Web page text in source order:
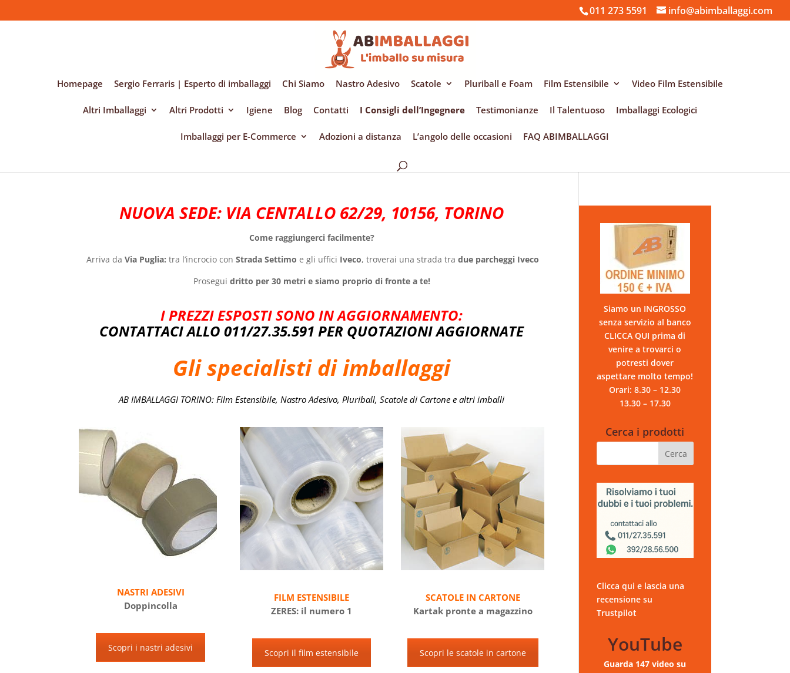
011 273 5591 info@abimballaggi.com
Homepage Sergio Ferraris | Esperto di imballaggi Chi Siamo Nastro Adesivo Scatole Pluriball e Foam Film Estensibile Video Film Estensibile
Altri Imballaggi Altri Prodotti Igiene Blog Contatti I Consigli dell’Ingegnere Testimonianze Il Talentuoso Imballaggi Ecologici
Imballaggi per E-Commerce Adozioni a distanza L’angolo delle occasioni FAQ ABIMBALLAGGI
NUOVA SEDE: VIA CENTALLO 62/29, 10156, TORINO
Come raggiungerci facilmente?
Arriva daVia Puglia:tra l’incrocio conStrada Settimo e gli uffici Iveco, troverai una strada tradue parcheggi Iveco
Prosegui dritto per 30 metri e siamo proprio di fronte a te!
I PREZZI ESPOSTI SONO IN AGGIORNAMENTO:
CONTATTACI ALLO 011/27.35.591 PER QUOTAZIONI AGGIORNATE
Gli specialisti di imballaggi
AB IMBALLAGGI TORINO: Film Estensibile, Nastro Adesivo, Pluriball, Scatole di Cartone e altri imballi
NASTRI ADESIVI
Doppincolla
Scopri i nastri adesivi
FILM ESTENSIBILE
ZERES: il numero 1
Scopri il film estensibile
SCATOLE IN CARTONE
Kartak pronte a magazzino
Scopri le scatole in cartone
Siamo un INGROSSO
senza servizio al banco
CLICCA QUI prima di
venire a trovarci o
potresti dover
aspettare molto tempo!
Orari: 8.30 – 12.30
13.30 – 17.30
Cerca i prodotti
Clicca qui e lascia una
recensione su
Trustpilot
YouTube
Guarda 147 video su